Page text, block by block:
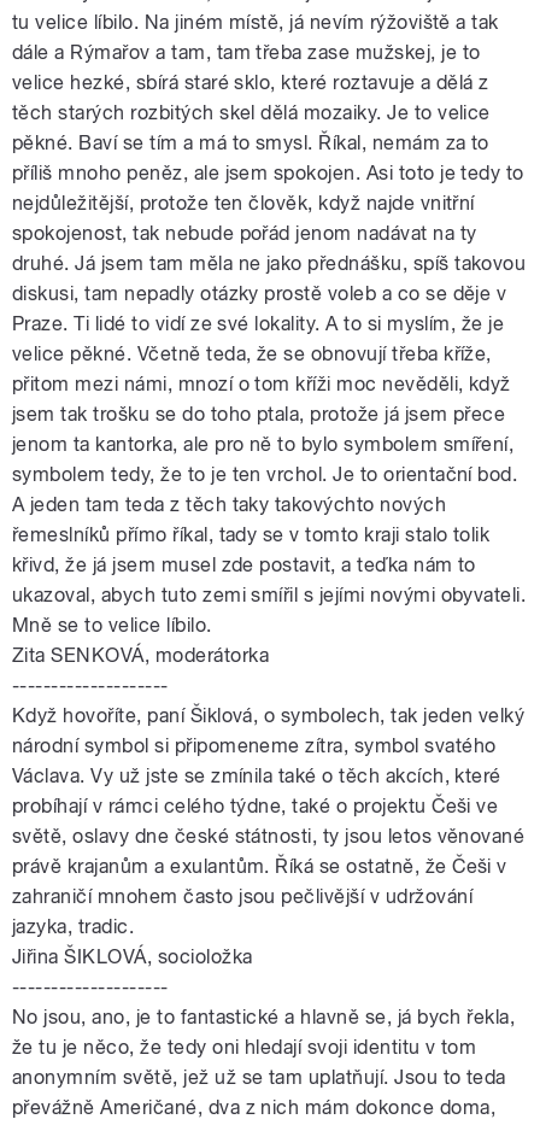
tu velice líbilo. Na jiném místě, já nevím rýžoviště a tak
dále a Rýmařov a tam, tam třeba zase mužskej, je to
velice hezké, sbírá staré sklo, které roztavuje a dělá z
těch starých rozbitých skel dělá mozaiky. Je to velice
pěkné. Baví se tím a má to smysl. Říkal, nemám za to
příliš mnoho peněz, ale jsem spokojen. Asi toto je tedy to
nejdůležitější, protože ten člověk, když najde vnitřní
spokojenost, tak nebude pořád jenom nadávat na ty
druhé. Já jsem tam měla ne jako přednášku, spíš takovou
diskusi, tam nepadly otázky prostě voleb a co se děje v
Praze. Ti lidé to vidí ze své lokality. A to si myslím, že je
velice pěkné. Včetně teda, že se obnovují třeba kříže,
přitom mezi námi, mnozí o tom kříži moc nevěděli, když
jsem tak trošku se do toho ptala, protože já jsem přece
jenom ta kantorka, ale pro ně to bylo symbolem smíření,
symbolem tedy, že to je ten vrchol. Je to orientační bod.
A jeden tam teda z těch taky takovýchto nových
řemeslníků přímo říkal, tady se v tomto kraji stalo tolik
křivd, že já jsem musel zde postavit, a teďka nám to
ukazoval, abych tuto zemi smířil s jejími novými obyvateli.
Mně se to velice líbilo.
Zita SENKOVÁ, moderátorka
--------------------
Když hovoříte, paní Šiklová, o symbolech, tak jeden velký
národní symbol si připomeneme zítra, symbol svatého
Václava. Vy už jste se zmínila také o těch akcích, které
probíhají v rámci celého týdne, také o projektu Češi ve
světě, oslavy dne české státnosti, ty jsou letos věnované
právě krajanům a exulantům. Říká se ostatně, že Češi v
zahraničí mnohem často jsou pečlivější v udržování
jazyka, tradic.
Jiřina ŠIKLOVÁ, socioložka
--------------------
No jsou, ano, je to fantastické a hlavně se, já bych řekla,
že tu je něco, že tedy oni hledají svoji identitu v tom
anonymním světě, jež už se tam uplatňují. Jsou to teda
převážně Američané, dva z nich mám dokonce doma,